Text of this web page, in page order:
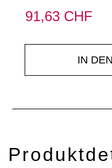
91,63 CHF
IN